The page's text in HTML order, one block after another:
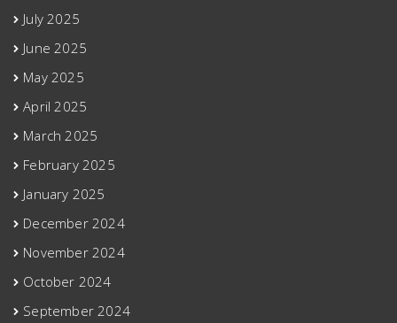
July 2025
June 2025
May 2025
April 2025
March 2025
February 2025
January 2025
December 2024
November 2024
October 2024
September 2024